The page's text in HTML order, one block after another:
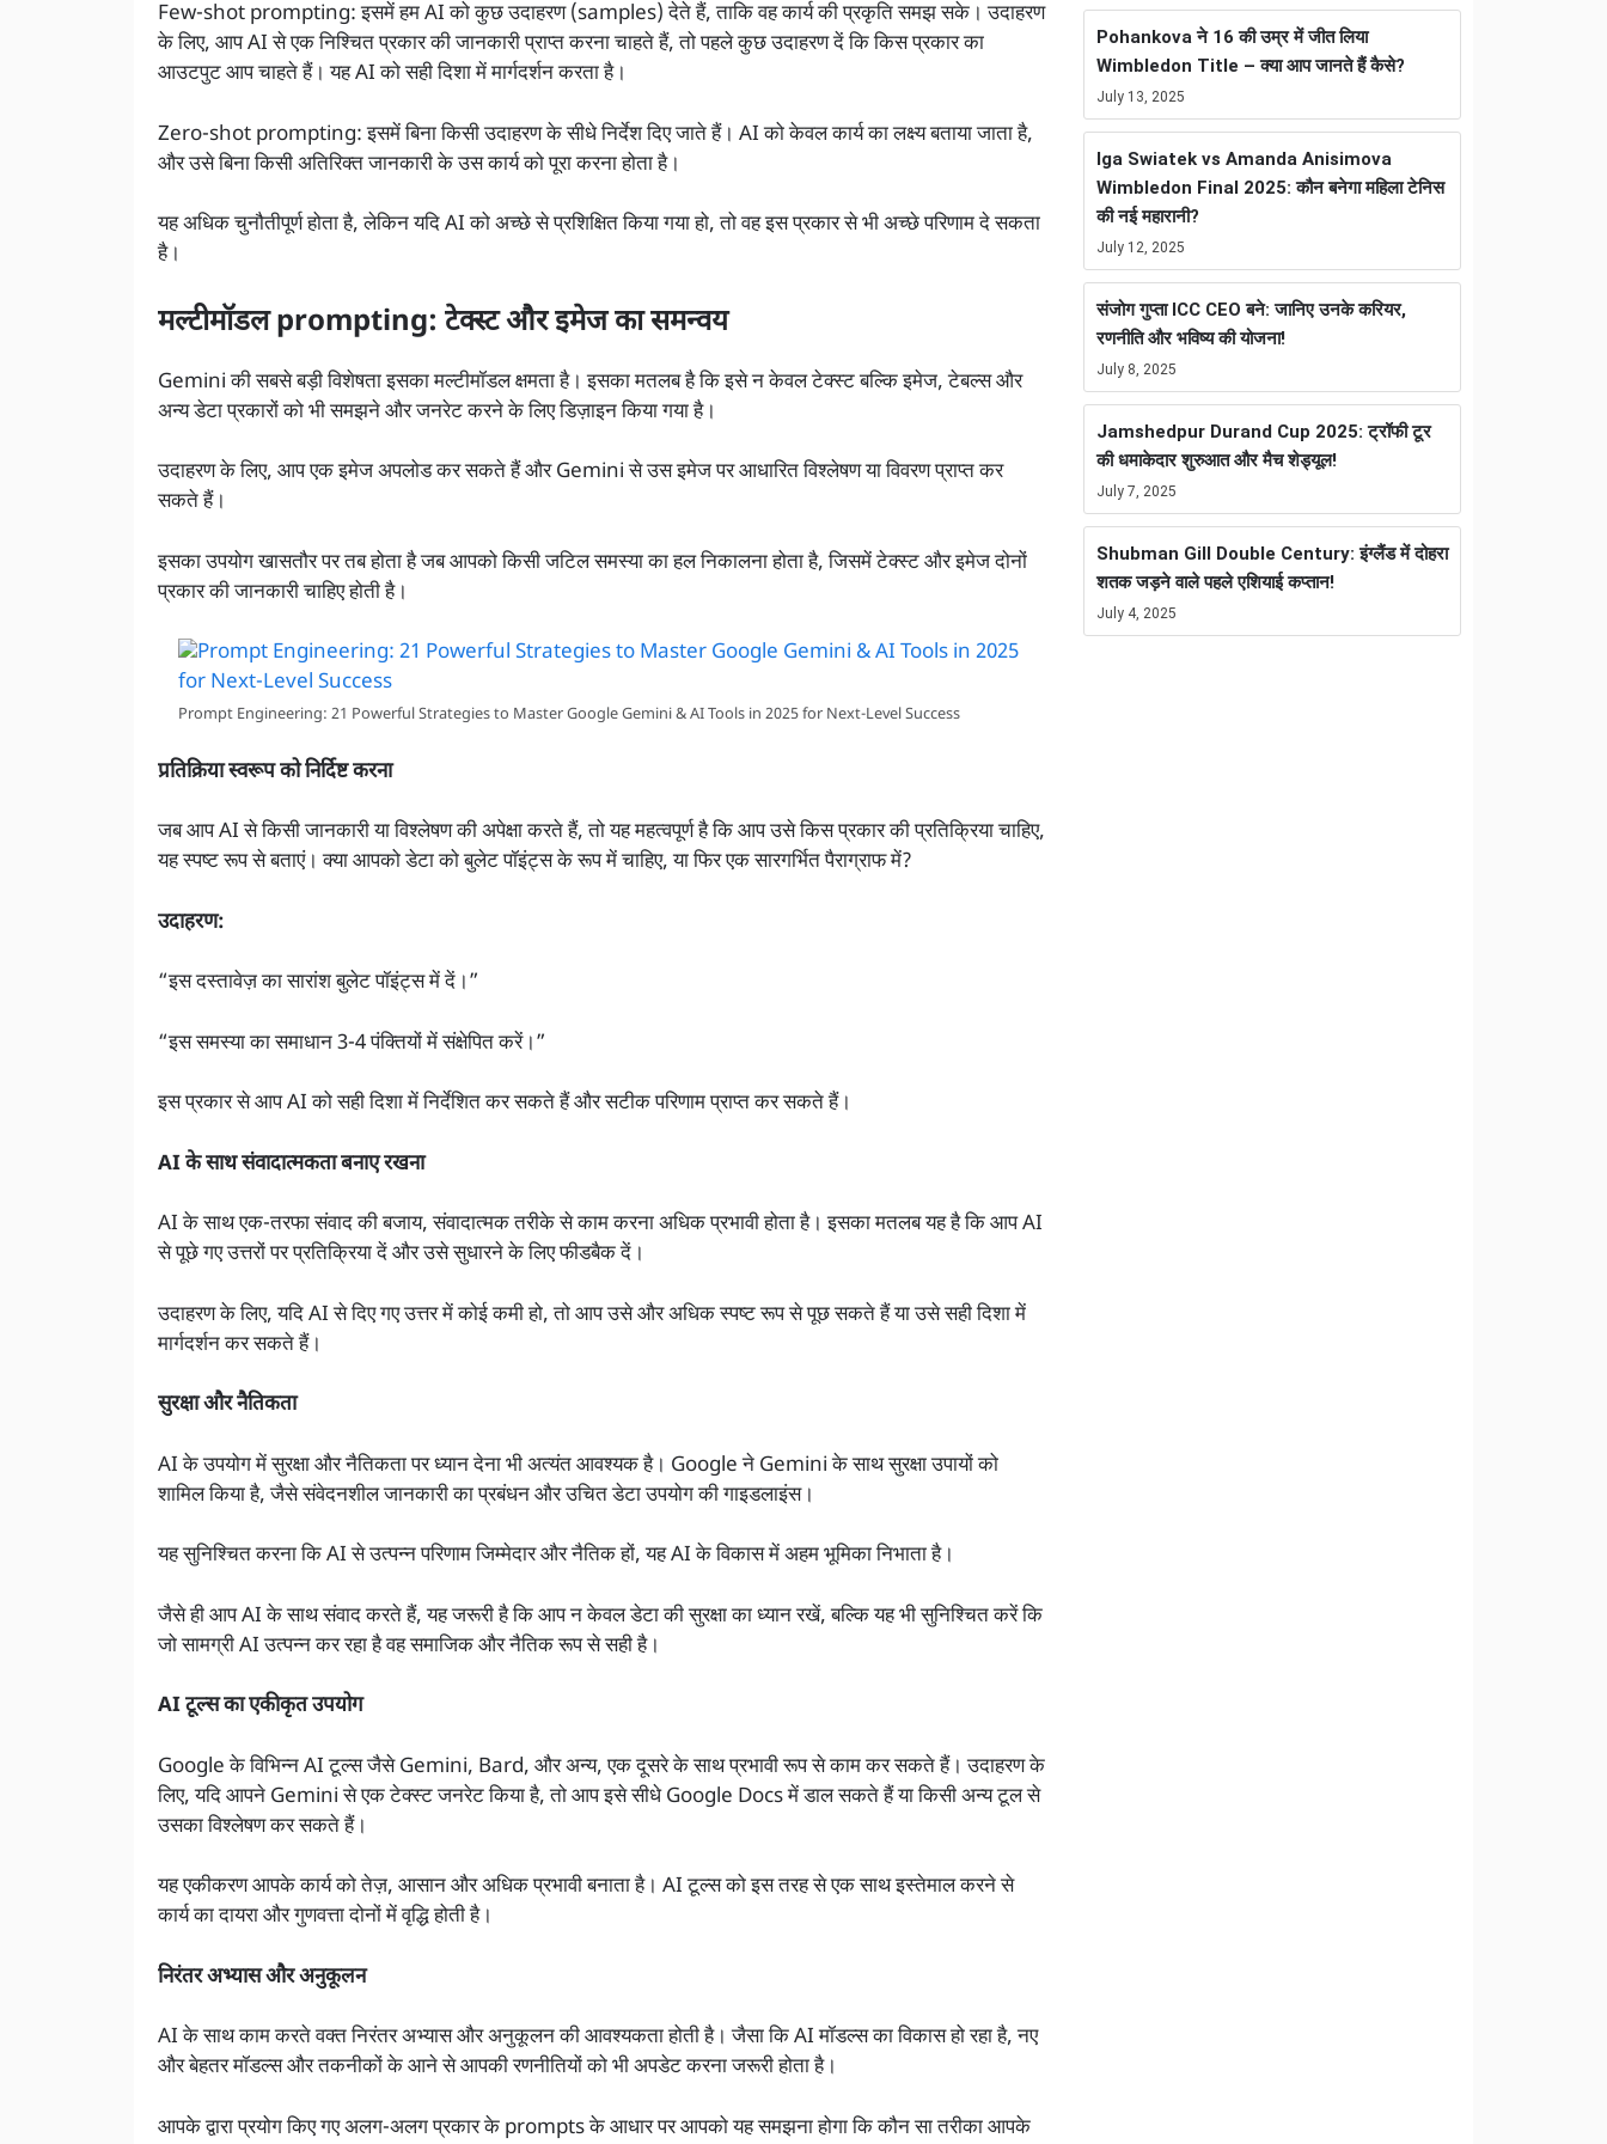
Few-shot prompting: इसमें हम AI को कुछ उदाहरण (samples) देते हैं, ताकि वह कार्य की प्रकृति समझ सके। उदाहरण
के लिए, आप AI से एक निश्चित प्रकार की जानकारी प्राप्त करना चाहते हैं, तो पहले कुछ उदाहरण दें कि किस प्रकार का
आउटपुट आप चाहते हैं। यह AI को सही दिशा में मार्गदर्शन करता है।
Zero-shot prompting: इसमें बिना किसी उदाहरण के सीधे निर्देश दिए जाते हैं। AI को केवल कार्य का लक्ष्य बताया जाता है,
और उसे बिना किसी अतिरिक्त जानकारी के उस कार्य को पूरा करना होता है।
यह अधिक चुनौतीपूर्ण होता है, लेकिन यदि AI को अच्छे से प्रशिक्षित किया गया हो, तो वह इस प्रकार से भी अच्छे परिणाम दे सकता
है।
मल्टीमॉडल prompting: टेक्स्ट और इमेज का समन्वय
Gemini की सबसे बड़ी विशेषता इसका मल्टीमॉडल क्षमता है। इसका मतलब है कि इसे न केवल टेक्स्ट बल्कि इमेज, टेबल्स और
अन्य डेटा प्रकारों को भी समझने और जनरेट करने के लिए डिज़ाइन किया गया है।
उदाहरण के लिए, आप एक इमेज अपलोड कर सकते हैं और Gemini से उस इमेज पर आधारित विश्लेषण या विवरण प्राप्त कर
सकते हैं।
इसका उपयोग खासतौर पर तब होता है जब आपको किसी जटिल समस्या का हल निकालना होता है, जिसमें टेक्स्ट और इमेज दोनों
प्रकार की जानकारी चाहिए होती है।
Prompt Engineering: 21 Powerful Strategies to Master Google Gemini & AI Tools in 2025 for Next-Level Success
प्रतिक्रिया स्वरूप को निर्दिष्ट करना
जब आप AI से किसी जानकारी या विश्लेषण की अपेक्षा करते हैं, तो यह महत्वपूर्ण है कि आप उसे किस प्रकार की प्रतिक्रिया चाहिए,
यह स्पष्ट रूप से बताएं। क्या आपको डेटा को बुलेट पॉइंट्स के रूप में चाहिए, या फिर एक सारगर्भित पैराग्राफ में?
उदाहरण:
“इस दस्तावेज़ का सारांश बुलेट पॉइंट्स में दें।”
“इस समस्या का समाधान 3-4 पंक्तियों में संक्षेपित करें।”
इस प्रकार से आप AI को सही दिशा में निर्देशित कर सकते हैं और सटीक परिणाम प्राप्त कर सकते हैं।
AI के साथ संवादात्मकता बनाए रखना
AI के साथ एक-तरफा संवाद की बजाय, संवादात्मक तरीके से काम करना अधिक प्रभावी होता है। इसका मतलब यह है कि आप AI
से पूछे गए उत्तरों पर प्रतिक्रिया दें और उसे सुधारने के लिए फीडबैक दें।
उदाहरण के लिए, यदि AI से दिए गए उत्तर में कोई कमी हो, तो आप उसे और अधिक स्पष्ट रूप से पूछ सकते हैं या उसे सही दिशा में
मार्गदर्शन कर सकते हैं।
सुरक्षा और नैतिकता
AI के उपयोग में सुरक्षा और नैतिकता पर ध्यान देना भी अत्यंत आवश्यक है। Google ने Gemini के साथ सुरक्षा उपायों को
शामिल किया है, जैसे संवेदनशील जानकारी का प्रबंधन और उचित डेटा उपयोग की गाइडलाइंस।
यह सुनिश्चित करना कि AI से उत्पन्न परिणाम जिम्मेदार और नैतिक हों, यह AI के विकास में अहम भूमिका निभाता है।
जैसे ही आप AI के साथ संवाद करते हैं, यह जरूरी है कि आप न केवल डेटा की सुरक्षा का ध्यान रखें, बल्कि यह भी सुनिश्चित करें कि
जो सामग्री AI उत्पन्न कर रहा है वह समाजिक और नैतिक रूप से सही है।
AI टूल्स का एकीकृत उपयोग
Google के विभिन्न AI टूल्स जैसे Gemini, Bard, और अन्य, एक दूसरे के साथ प्रभावी रूप से काम कर सकते हैं। उदाहरण के
लिए, यदि आपने Gemini से एक टेक्स्ट जनरेट किया है, तो आप इसे सीधे Google Docs में डाल सकते हैं या किसी अन्य टूल से
उसका विश्लेषण कर सकते हैं।
यह एकीकरण आपके कार्य को तेज़, आसान और अधिक प्रभावी बनाता है। AI टूल्स को इस तरह से एक साथ इस्तेमाल करने से
कार्य का दायरा और गुणवत्ता दोनों में वृद्धि होती है।
निरंतर अभ्यास और अनुकूलन
AI के साथ काम करते वक्त निरंतर अभ्यास और अनुकूलन की आवश्यकता होती है। जैसा कि AI मॉडल्स का विकास हो रहा है, नए
और बेहतर मॉडल्स और तकनीकों के आने से आपकी रणनीतियों को भी अपडेट करना जरूरी होता है।
आपके द्वारा प्रयोग किए गए अलग-अलग प्रकार के prompts के आधार पर आपको यह समझना होगा कि कौन सा तरीका आपके
Pohankova ने 16 की उम्र में जीत लिया
Wimbledon Title – क्या आप जानते हैं कैसे?
July 13, 2025
Iga Swiatek vs Amanda Anisimova
Wimbledon Final 2025: कौन बनेगा महिला टेनिस
की नई महारानी?
July 12, 2025
संजोग गुप्ता ICC CEO बने: जानिए उनके करियर,
रणनीति और भविष्य की योजना!
July 8, 2025
Jamshedpur Durand Cup 2025: ट्रॉफी टूर
की धमाकेदार शुरुआत और मैच शेड्यूल!
July 7, 2025
Shubman Gill Double Century: इंग्लैंड में दोहरा
शतक जड़ने वाले पहले एशियाई कप्तान!
July 4, 2025